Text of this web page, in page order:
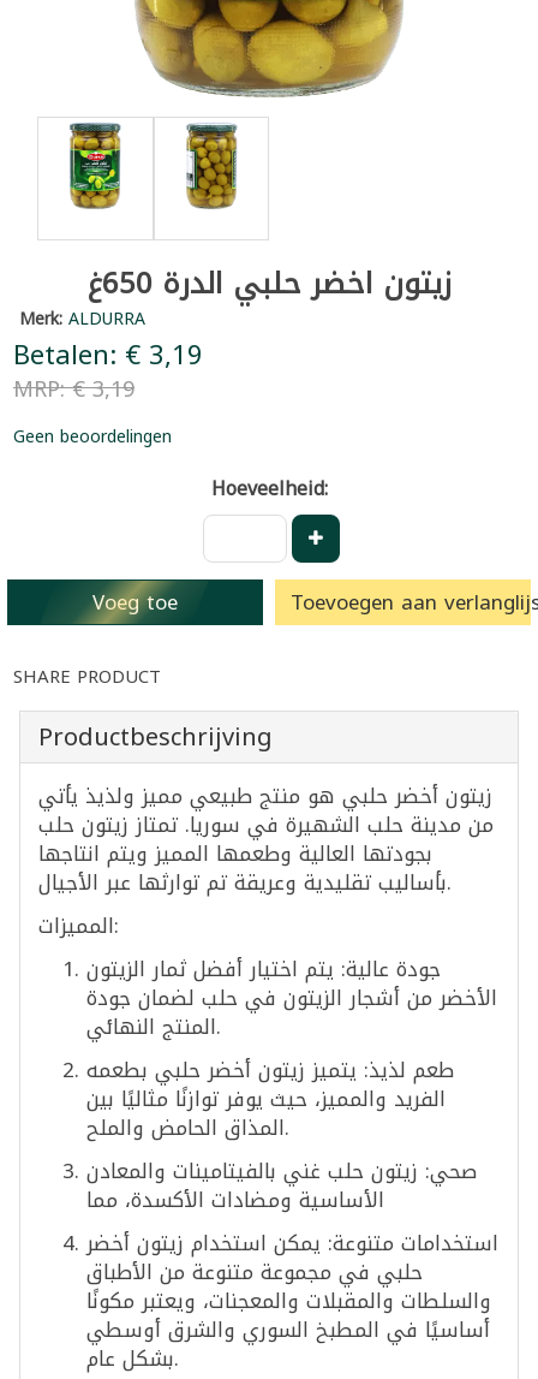
زيتون اخضر حلبي الدرة 650غ
Merk:ALDURRA
Betalen: € 3,19
MRP: € 3,19
Geen beoordelingen
Hoeveelheid:
Voeg toe Toevoegen aan
SHARE PRODUCT
Productbeschrijving
زيتون أخضر حلبي هو منتج طبيعي مميز ولذيذ يأتي
من مدينة حلب الشهيرة في سوريا. تمتاز زيتون حلب
بجودتها العالية وطعمها المميز ويتم انتاجها
بأساليب تقليدية وعريقة تم توارثها عبر الأجيال.
المميزات:
جودة عالية: يتم اختيار أفضل ثمار الزيتون
الأخضر من أشجار الزيتون في حلب لضمان جودة
المنتج النهائي.
طعم لذيذ: يتميز زيتون أخضر حلبي بطعمه
الفريد والمميز، حيث يوفر توازنًا مثاليًا بين
المذاق الحامض والملح.
صحي: زيتون حلب غني بالفيتامينات والمعادن
الأساسية ومضادات الأكسدة، مما
استخدامات متنوعة: يمكن استخدام زيتون أخضر
حلبي في مجموعة متنوعة من الأطباق
والسلطات والمقبلات والمعجنات، ويعتبر مكونًا
أساسيًا في المطبخ السوري والشرق أوسطي
بشكل عام.